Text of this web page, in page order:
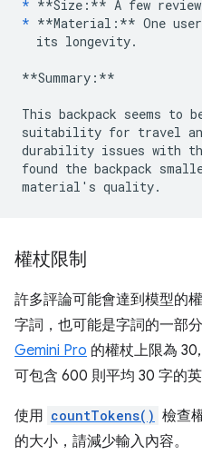
* **Size:**
* **Material:** One
  its longevity.
**Summary:**
This backpack seems
suitability for travel and
durability issues with
found the backpack
權杖限制
許多評論可能會達到模型的
字詞，也可能是字詞的一部
Gemini Pro 的權杖上限為
可包含 600 則平均 30 字的
使用 countTokens() 檢查
的大小，請減少輸入內容。